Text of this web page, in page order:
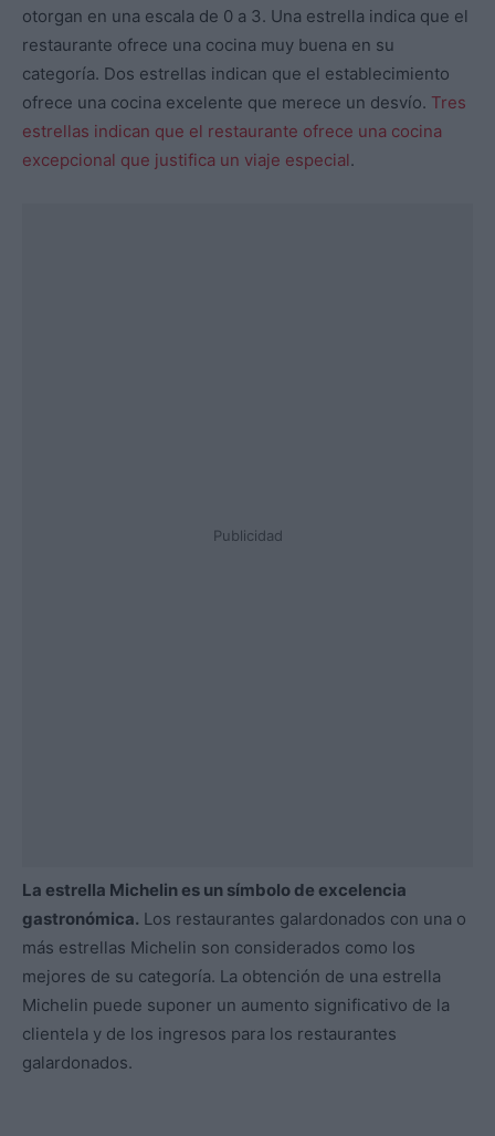
otorgan en una escala de 0 a 3. Una estrella indica que el
restaurante ofrece una cocina muy buena en su
categoría. Dos estrellas indican que el establecimiento
ofrece una cocina excelente que merece un desvío. Tres
estrellas indican que el restaurante ofrece una cocina
excepcional que justifica un viaje especial.
Publicidad
La estrella Michelin es un símbolo de excelencia
gastronómica. Los restaurantes galardonados con una o
más estrellas Michelin son considerados como los
mejores de su categoría. La obtención de una estrella
Michelin puede suponer un aumento significativo de la
clientela y de los ingresos para los restaurantes
galardonados.